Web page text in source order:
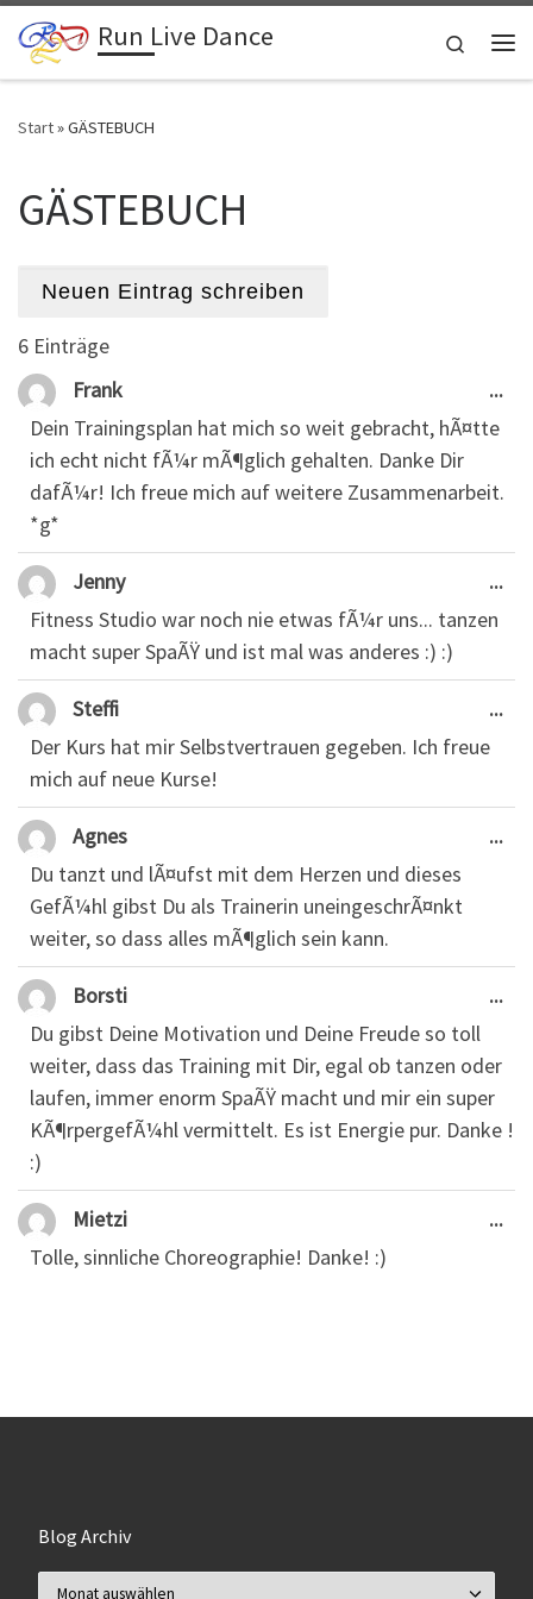
Zum Inhalt springen
Run Live Dance
Search
Start»GÄSTEBUCH
GÄSTEBUCH
6 Einträge
Frank
Dein Trainingsplan hat mich so weit gebracht, hÃ¤tte
ich echt nicht fÃ¼r mÃ¶glich gehalten. Danke Dir
dafÃ¼r! Ich freue mich auf weitere Zusammenarbeit.
*g*
...
Jenny
Fitness Studio war noch nie etwas fÃ¼r uns... tanzen
macht super SpaÃŸ und ist mal was anderes :) :)
...
Steffi
Der Kurs hat mir Selbstvertrauen gegeben. Ich freue
mich auf neue Kurse!
...
Agnes
Du tanzt und lÃ¤ufst mit dem Herzen und dieses
GefÃ¼hl gibst Du als Trainerin uneingeschrÃ¤nkt
weiter, so dass alles mÃ¶glich sein kann.
...
Borsti
Du gibst Deine Motivation und Deine Freude so toll
weiter, dass das Training mit Dir, egal ob tanzen oder
laufen, immer enorm SpaÃŸ macht und mir ein super
KÃ¶rpergefÃ¼hl vermittelt. Es ist Energie pur. Danke !
:)
...
Mietzi
Tolle, sinnliche Choreographie! Danke! :)
...
Blog Archiv